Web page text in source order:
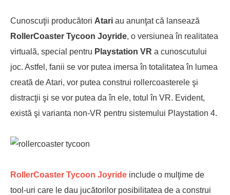
Cunoscuţii producători Atari au anunţat că lansează
RollerCoaster Tycoon Joyride, o versiunea în realitatea
virtuală, special pentru Playstation VR a cunoscutului
joc. Astfel, fanii se vor putea imersa în totalitatea în lumea
creată de Atari, vor putea construi rollercoasterele şi
distracţii şi se vor putea da în ele, totul în VR. Evident,
există şi varianta non-VR pentru sistemului Playstation 4.
RollerCoaster Tycoon Joyride include o mulţime de
tool-uri care le dau jucătorilor posibilitatea de a construi